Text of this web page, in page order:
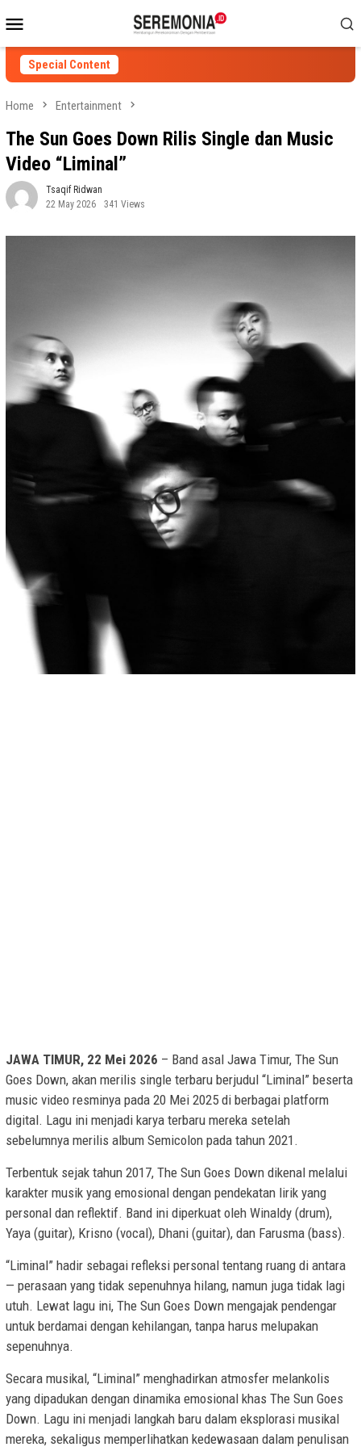
to
contentMenu
Special Content
Home Entertainment
The Sun Goes Down Rilis Single dan Music
Video “Liminal”
Tsaqif Ridwan
22 May 2026
341 Views
JAWA TIMUR, 22 Mei 2026 – Band asal Jawa Timur, The Sun
Goes Down, akan merilis single terbaru berjudul “Liminal” beserta
music video resminya pada 20 Mei 2025 di berbagai platform
digital. Lagu ini menjadi karya terbaru mereka setelah
sebelumnya merilis album Semicolon pada tahun 2021.
Terbentuk sejak tahun 2017, The Sun Goes Down dikenal melalui
karakter musik yang emosional dengan pendekatan lirik yang
personal dan reflektif. Band ini diperkuat oleh Winaldy (drum),
Yaya (guitar), Krisno (vocal), Dhani (guitar), dan Farusma (bass).
“Liminal” hadir sebagai refleksi personal tentang ruang di antara
— perasaan yang tidak sepenuhnya hilang, namun juga tidak lagi
utuh. Lewat lagu ini, The Sun Goes Down mengajak pendengar
untuk berdamai dengan kehilangan, tanpa harus melupakan
sepenuhnya.
Secara musikal, “Liminal” menghadirkan atmosfer melankolis
yang dipadukan dengan dinamika emosional khas The Sun Goes
Down. Lagu ini menjadi langkah baru dalam eksplorasi musikal
mereka, sekaligus memperlihatkan kedewasaan dalam penulisan